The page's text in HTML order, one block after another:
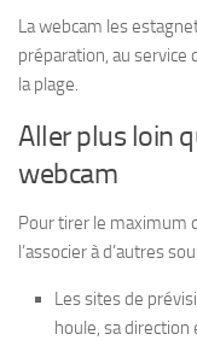
La webcam les
préparation, au service
la plage.
Aller plus loin
webcam
Pour tirer le maximum
l’associer à d’autres
Les sites de
houle, sa direction